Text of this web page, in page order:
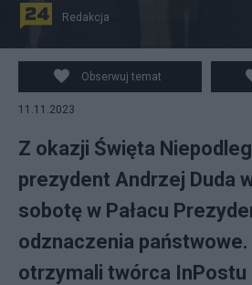
fot. Marek Borawski/KPRP
Redakcja
Obserwuj temat
11.11.2023
Z okazji Święta
prezydent Andrzej Duda
sobotę w Pałacu
odznaczenia
otrzymali twórca InPostu